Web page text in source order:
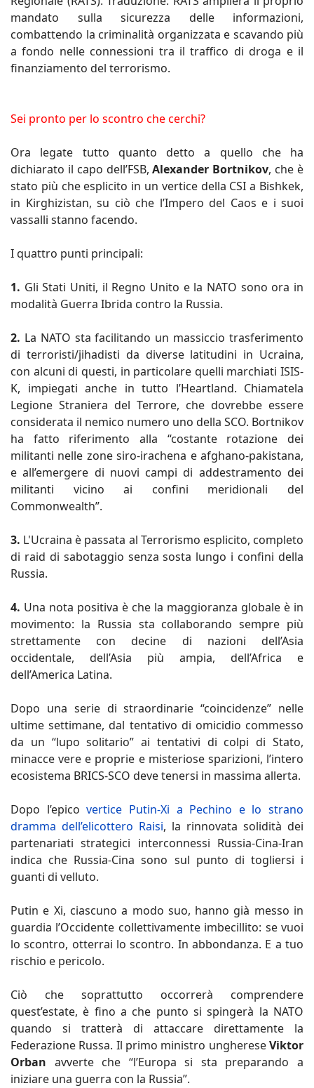
mandato sulla sicurezza delle informazioni,
combattendo la criminalità organizzata e scavando più
a fondo nelle connessioni tra il traffico di droga e il
finanziamento del terrorismo.
Sei pronto per lo scontro che cerchi?
Ora legate tutto quanto detto a quello che ha
dichiarato il capo dell’FSB,Alexander Bortnikov, che è
stato più che esplicito in un vertice della CSI a Bishkek,
in Kirghizistan, su ciò che l’Impero del Caos e i suoi
vassalli stanno facendo.
I quattro punti principali:
1. Gli Stati Uniti, il Regno Unito e la NATO sono ora in
modalità Guerra Ibrida contro la Russia.
2. La NATO sta facilitando un massiccio trasferimento
di terroristi/jihadisti da diverse latitudini in Ucraina,
con alcuni di questi, in particolare quelli marchiati ISIS-
K, impiegati anche in tutto l’Heartland. Chiamatela
Legione Straniera del Terrore, che dovrebbe essere
considerata il nemico numero uno della SCO. Bortnikov
ha fatto riferimento alla “costante rotazione dei
militanti nelle zone siro-irachena e afghano-pakistana,
e all’emergere di nuovi campi di addestramento dei
militanti vicino ai confini meridionali del
Commonwealth”.
3. L'Ucraina è passata al Terrorismo esplicito, completo
di raid di sabotaggio senza sosta lungo i confini della
Russia.
4. Una nota positiva è che la maggioranza globale è in
movimento: la Russia sta collaborando sempre più
strettamente con decine di nazioni dell’Asia
occidentale, dell’Asia più ampia, dell’Africa e
dell’America Latina.
Dopo una serie di straordinarie “coincidenze” nelle
ultime settimane, dal tentativo di omicidio commesso
da un “lupo solitario” ai tentativi di colpi di Stato,
minacce vere e proprie e misteriose sparizioni, l’intero
ecosistema BRICS-SCO deve tenersi in massima allerta.
Dopo l’epicovertice Putin-Xi a Pechino e lo strano
dramma dell’elicottero Raisi, la rinnovata solidità dei
partenariati strategici interconnessi Russia-Cina-Iran
indica che Russia-Cina sono sul punto di togliersi i
guanti di velluto.
Putin e Xi, ciascuno a modo suo, hanno già messo in
guardia l’Occidente collettivamente imbecillito: se vuoi
lo scontro, otterrai lo scontro. In abbondanza. E a tuo
rischio e pericolo.
Ciò che soprattutto occorrerà comprendere
quest’estate, è fino a che punto si spingerà la NATO
quando si tratterà di attaccare direttamente la
Federazione Russa. Il primo ministro unghereseViktor
Orban avverte che “l’Europa si sta preparando a
iniziare una guerra con la Russia”.